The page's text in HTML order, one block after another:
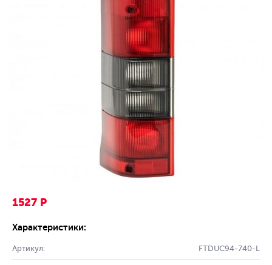
1527 Р
Характеристики:
Артикул: FTDUC94-740-L